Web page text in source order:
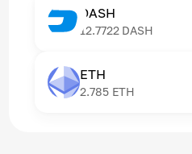
DASH
12.7722 DASH
ETH
2.785 ETH